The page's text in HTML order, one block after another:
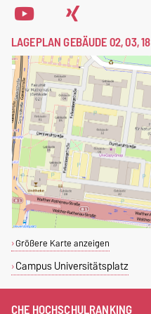
LAGEPLAN GEBÄUDE 02, 03, 18
Größere Karte anzeigen
Campus Universitätsplatz
CHE HOCHSCHULRANKING